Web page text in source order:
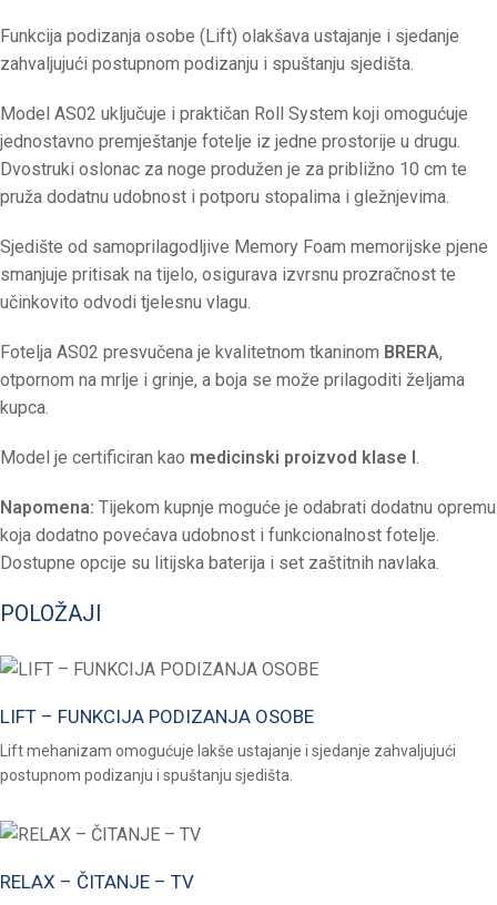
Funkcija podizanja osobe (Lift) olakšava ustajanje i sjedanje
zahvaljujući postupnom podizanju i spuštanju sjedišta.
Model AS02 uključuje i praktičan Roll System koji omogućuje
jednostavno premještanje fotelje iz jedne prostorije u drugu.
Dvostruki oslonac za noge produžen je za približno 10 cm te
pruža dodatnu udobnost i potporu stopalima i gležnjevima.
Sjedište od samoprilagodljive Memory Foam memorijske pjene
smanjuje pritisak na tijelo, osigurava izvrsnu prozračnost te
učinkovito odvodi tjelesnu vlagu.
Fotelja AS02 presvučena je kvalitetnom tkaninom BRERA,
otpornom na mrlje i grinje, a boja se može prilagoditi željama
kupca.
Model je certificiran kao medicinski proizvod klase I
Napomena: Tijekom kupnje moguće je odabrati dodatnu opremu
koja dodatno povećava udobnost i funkcionalnost fotelje.
Dostupne opcije su litijska baterija i set zaštitnih navlaka.
POLOŽAJI
LIFT – FUNKCIJA PODIZANJA OSOBE
Lift mehanizam omogućuje lakše ustajanje i sjedanje zahvaljujući
postupnom podizanju i spuštanju sjedišta.
RELAX – ČITANJE – TV